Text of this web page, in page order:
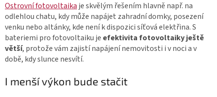
Ostrovní fotovoltaika je skvělým řešením hlavně např. na
odlehlou chatu, kdy může napájet zahradní domky, posezení
venku nebo altánky, kde není k dispozici síťová elektřina.S
bateriemi pro fotovoltaiku je efektivita fotovoltaiky ještě
větší, protože vám zajistí napájení nemovitosti i v noci a v
době, kdy slunce nesvítí.
I menší výkon bude stačit